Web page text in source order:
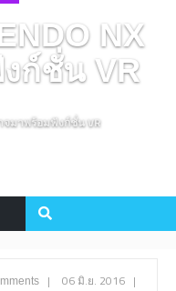
NX
ก์ชั่น VR
มาพร้อมฟังก์ชั่น VR
Mobile
| 06 มิ.ย. 2016 |